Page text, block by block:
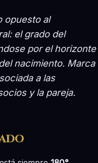
opuesto al
el grado del
por el horizonte
nacimiento. Marca
a las
y la pareja.